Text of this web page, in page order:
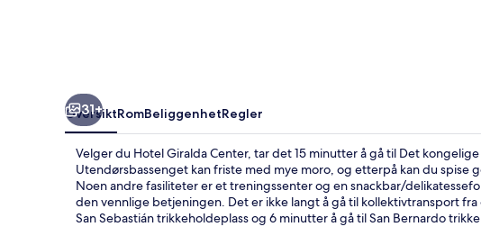
31+
OversiktRomBeliggenhetRegler
Velger du Hotel Giralda Center, tar det 15 minutter å gå til Det kongelige
Utendørsbassenget kan friste med mye moro, og etterpå kan du spise
Noen andre fasiliteter er et treningssenter og en snackbar/
den vennlige betjeningen. Det er ikke langt å gå til kollektivtransport
San Sebastián trikkeholdeplass og 6 minutter å gå til San Bernardo